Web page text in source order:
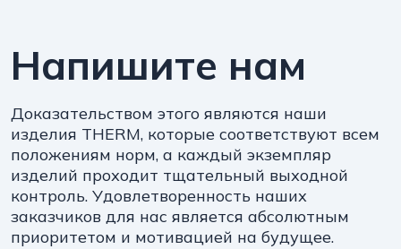
Напишите нам
Доказательством этого являются наши
изделия THERM, которые соответствуют всем
положениям норм, а каждый экземпляр
изделий проходит тщательный выходной
контроль. Удовлетворенность наших
заказчиков для нас является абсолютным
приоритетом и мотивацией на будущее.